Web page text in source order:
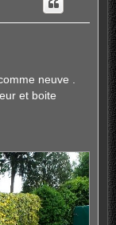
neuve .
et boite